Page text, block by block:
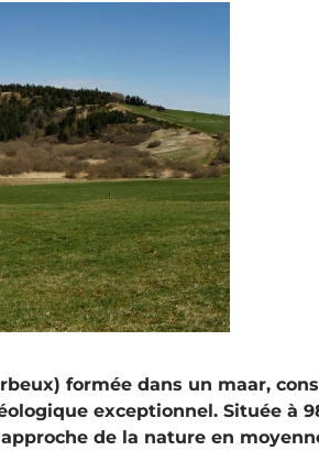
formée dans un maar,
exceptionnel. Située à
de la nature en